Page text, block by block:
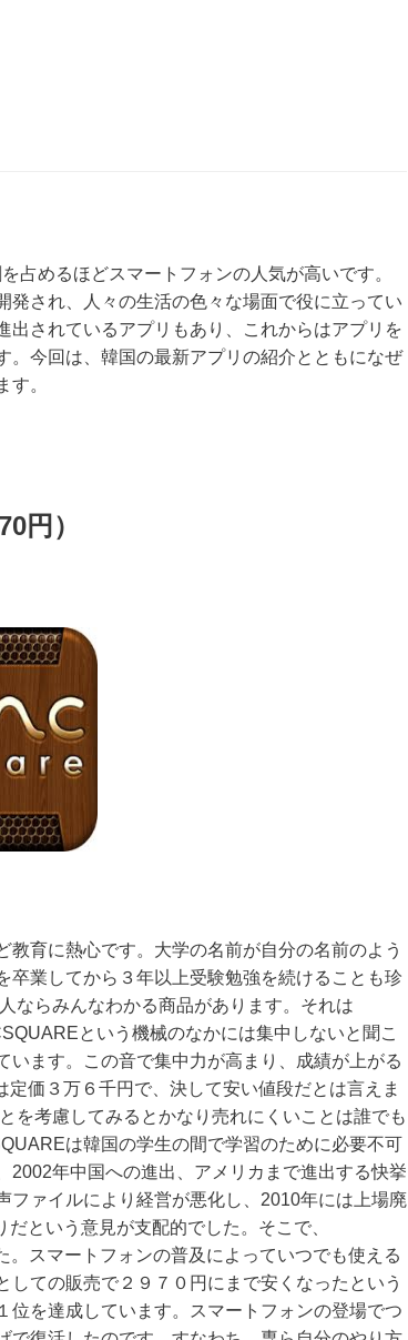
占めるほどスマートフォンの人気が高いです。
され、人々の生活の色々な場面で役に立ってい
出されているアプリもあり、これからはアプリを
。今回は、韓国の最新アプリの紹介とともになぜ
。
円）
育に熱心です。大学の名前が自分の名前のよう
業してから３年以上受験勉強を続けることも珍
ならみんなわかる商品があります。それは
という機械のなかには集中しないと聞こ
います。この音で集中力が高まり、成績が上がる
価３万６千円で、決して安い値段だとは言えま
を考慮してみるとかなり売れにくいことは誰でも
は韓国の学生の間で学習のために必要不可
年中国への進出、アメリカまで進出する快挙
ファイルにより経営が悪化し、2010年には上場廃
という意見が支配的でした。そこで、
スマートフォンの普及によっていつでも使える
ての販売で２９７０円にまで安くなったという
位を達成しています。スマートフォンの登場でつ